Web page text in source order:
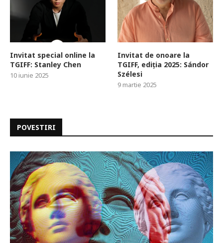
Invitat special online la
TGIFF: Stanley Chen
10 iunie 2025
Invitat de onoare la
TGIFF, ediția 2025: Sándor
Szélesi
9 martie 2025
POVESTIRI